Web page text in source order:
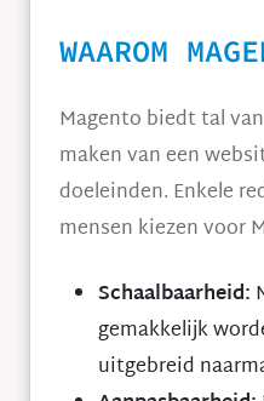
WAAROM
Magento biedt tal
maken van een
doeleinden. Enkele
mensen kiezen voor
Schaalbaarheid:
gemakkelijk
uitgebreid